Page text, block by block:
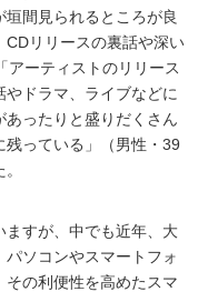
間見られるところが良
CDリリースの裏話や深い
アーティストのリリース
ドラマ、ライブなどに
ったりと盛りだくさん
残っている」（男性・39
ますが、中でも近年、大
ソコンやスマートフォ
その利便性を高めたスマ